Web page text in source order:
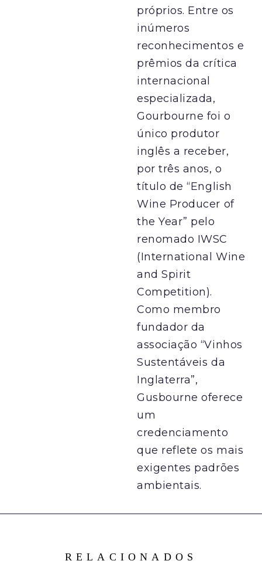
próprios. Entre os
inúmeros
reconhecimentos e
prêmios da crítica
internacional
especializada,
Gourbourne foi o
único produtor
inglês a receber,
por três anos, o
título de “English
Wine Producer of
the Year” pelo
renomado IWSC
(International Wine
and Spirit
Competition).
Como membro
fundador da
associação “Vinhos
Sustentáveis da
Inglaterra”,
Gusbourne oferece
um
credenciamento
que reflete os mais
exigentes padrões
ambientais.
RELACIONADOS